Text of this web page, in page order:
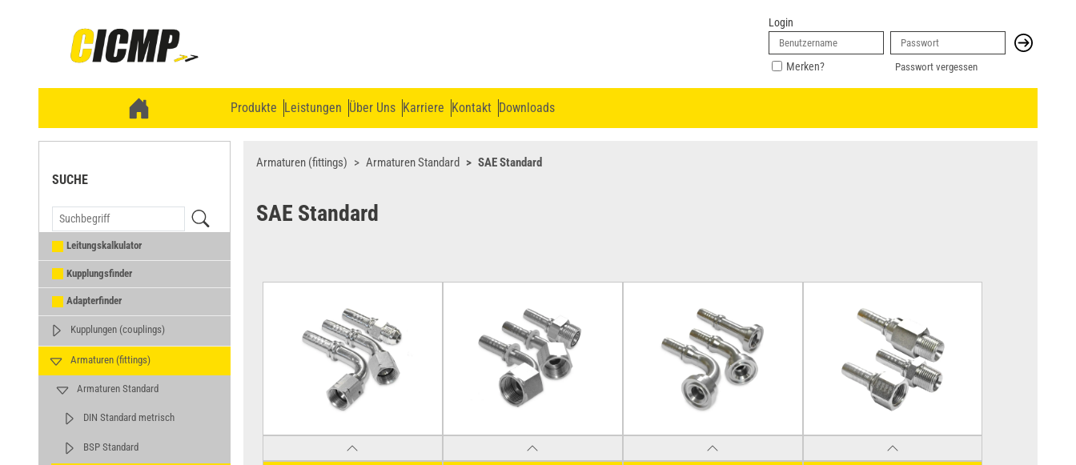
Login
Merken? Passwort vergessen
Produkte Leistungen Über Uns Karriere Kontakt Downloads
SUCHE
Leitungskalkulator
Kupplungsfinder
Adapterfinder
Kupplungen (couplings)
Armaturen (fittings)
Armaturen Standard
DIN Standard metrisch
BSP Standard
Armaturen (fittings) Armaturen Standard SAE Standard
SAE Standard